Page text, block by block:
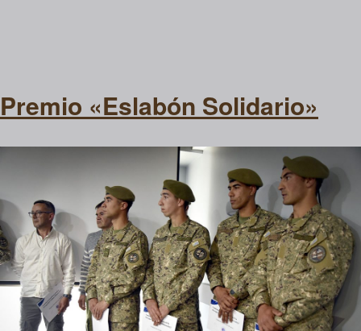
Premio «Eslabón Solidario»